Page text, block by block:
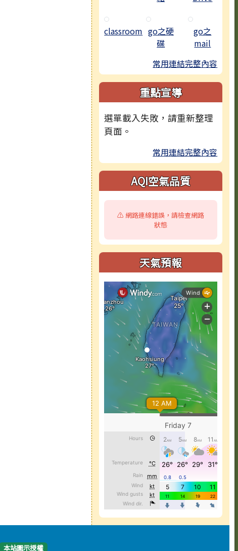
classroom go之硬
碟
go之
mail
常用連結完整內容
重點宣導
選單載入失敗，請重新整理
頁面。
常用連結完整內容
AQI空氣品質
⚠️ 網路連線錯誤，請檢查網路
狀態
天氣預報
本站圖示授權